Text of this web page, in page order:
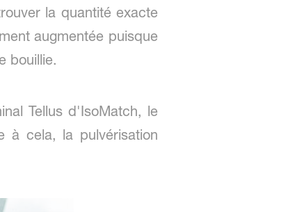
la quantité exacte
augmentée puisque
bouillie.
Tellus d'IsoMatch, le
à cela, la pulvérisation